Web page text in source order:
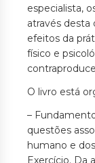
especialista,
através desta
efeitos da
físico e
O livro está
–
questões
humano e
Exercício. Da